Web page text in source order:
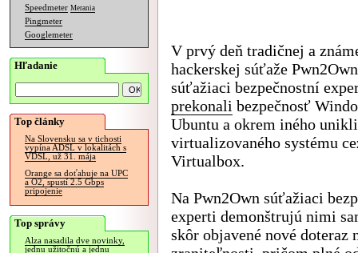
Speedmeter Merania
Pingmeter
Googlemeter
Hľadanie
Top články
Na Slovensku sa v tichosti
vypína ADSL v lokalitách s
VDSL, už 31. mája
Orange sa doťahuje na UPC
a O2, spustí 2.5 Gbps
pripojenie
Top správy
Alza nasadila dve novinky,
jednu užitočnú a jednu
V prvý deň tradičnej a
hackerskej súťaže
súťažiaci bezpečnostní
prekonali bezpečnosť
Ubuntu a okrem iného
virtualizovaného systému
Virtualbox.
Na Pwn2Own súťažiaci
experti demonštrujú nimi
skôr objavené nové doteraz